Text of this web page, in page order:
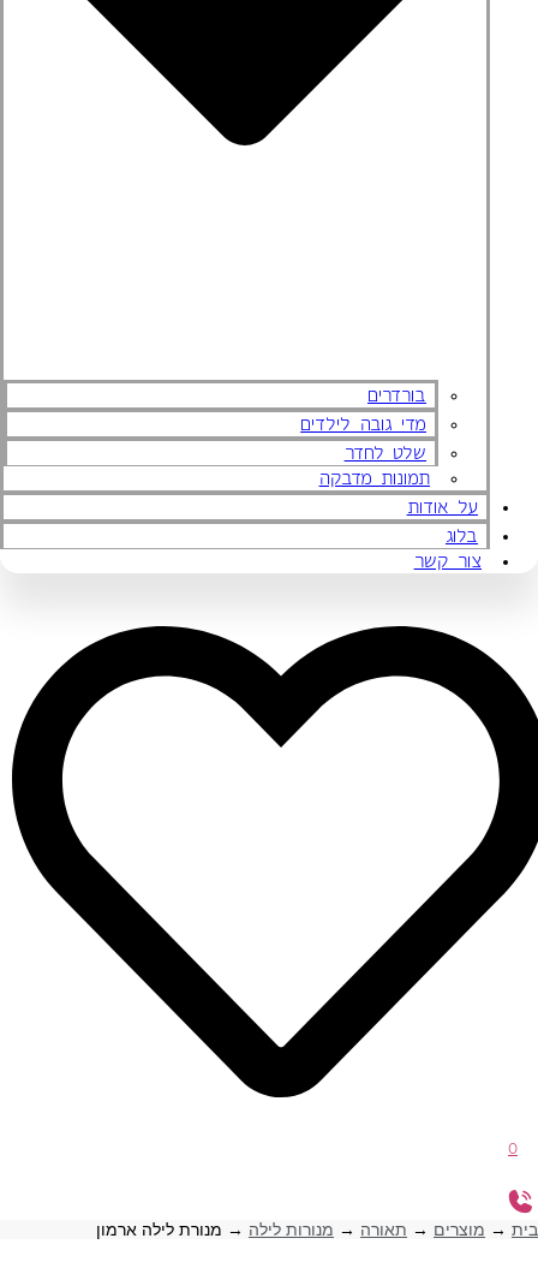
בורדרים
מדי גובה לילדים
שלט לחדר
תמונות מדבקה
על אודות
בלוג
צור קשר
0
בית → מוצרים → תאורה → מנורות לילה → מנורת לילה ארמון